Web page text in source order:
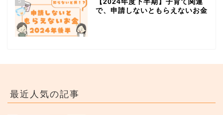
【2024年度下半期】子育て関連
で、申請しないともらえないお金
最近人気の記事